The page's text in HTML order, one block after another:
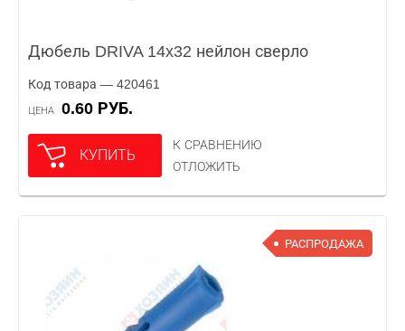
Дюбель DRIVA 14x32 нейлон сверло
Код товара — 420461
ЦЕНА 0.60 РУБ.
КУПИТЬ
К СРАВНЕНИЮ
ОТЛОЖИТЬ
РАСПРОДАЖА